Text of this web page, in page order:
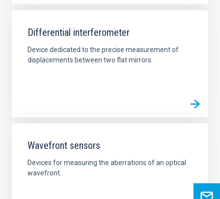
Differential interferometer
Device dedicated to the precise measurement of
displacements between two flat mirrors.
Wavefront sensors
Devices for measuring the aberrations of an optical
wavefront.